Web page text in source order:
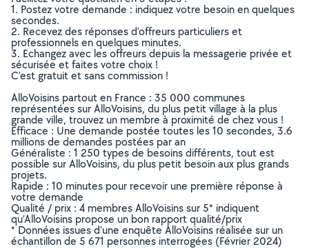
1. Postez votre demande : indiquez votre besoin en quelques
secondes.
2. Recevez des réponses d’offreurs particuliers et
professionnels en quelques minutes.
3. Echangez avec les offreurs depuis la messagerie privée et
sécurisée et faites votre choix !
C’est gratuit et sans commission !
AlloVoisins partout en France : 35 000 communes
représentées sur AlloVoisins, du plus petit village à la plus
grande ville, trouvez un membre à proximité de chez vous !
Efficace : Une demande postée toutes les 10 secondes, 3.6
millions de demandes postées par an
Généraliste : 1 250 types de besoins différents, tout est
possible sur AlloVoisins, du plus petit besoin aux plus grands
projets.
Rapide : 10 minutes pour recevoir une première réponse à
votre demande
Qualité / prix : 4 membres AlloVoisins sur 5* indiquent
qu’AlloVoisins propose un bon rapport qualité/prix
* Données issues d’une enquête AlloVoisins réalisée sur un
échantillon de 5 671 personnes interrogées (Février 2024)